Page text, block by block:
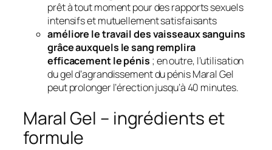
prêt à tout moment pour des rapports sexuels
intensifs et mutuellement satisfaisants
améliore le travail des vaisseaux sanguins
grâce auxquels le sang remplira
efficacement le pénis ; en outre, l’utilisation
du gel d’agrandissement du pénis Maral Gel
peut prolonger l’érection jusqu’à 40 minutes.
Maral Gel – ingrédients et
formule